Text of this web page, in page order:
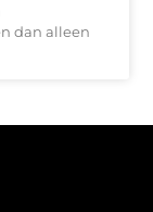
dan alleen